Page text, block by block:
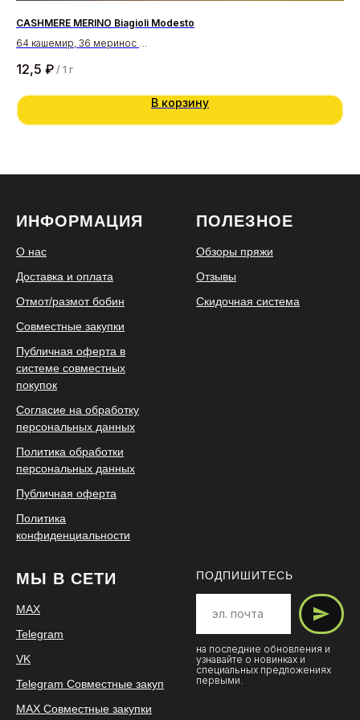
CASHMERE MERINO Biagioli Modesto
64 кашемир, 36 меринос
12,5 ₽ / 1 г
В корзину
ИНФОРМАЦИЯ
О нас
Доставка и оплата
Отмот/размот бобин
Совместные закупки
Публичная оферта в
системе совместных
покупок
Согласие на обработку
персональных данных
Политика обработки
персональных данных
Публичная оферта
Политика
конфиденциальности
ПОЛЕЗНОЕ
Обзоры пряжи
Отзывы
Скидочная система
МЫ В СЕТИ
MAX
Telegram
VK
Telegram Совместные закуп
MAX Cовместные закупки
ПОДПИШИТЕСЬ
на последние обновления и
узнавайте о новинках и
специальных предложениях
первыми.